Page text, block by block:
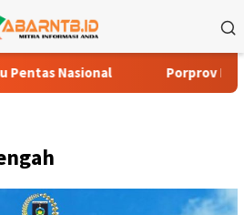
Porprov NTB 2026 Jadi Ajang